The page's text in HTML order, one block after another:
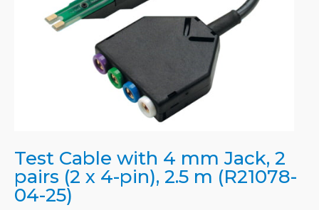
Test Cable with 4 mm Jack, 2
pairs (2 x 4-pin), 2.5 m (R21078-
04-25)